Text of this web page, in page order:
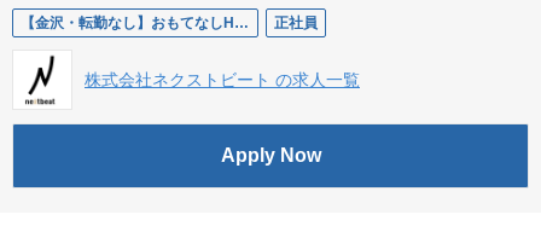
【金沢・転勤なし】おもてなしHR コンサルティング営業・法人営業 正社員
株式会社ネクストビート の求人一覧
Apply Now